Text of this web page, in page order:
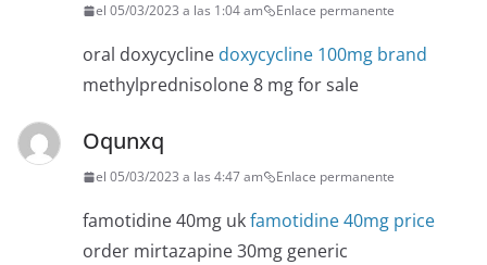
el 05/03/2023 a las 1:04 am Enlace permanente
oral doxycycline doxycycline 100mg brand
methylprednisolone 8 mg for sale
Oqunxq
el 05/03/2023 a las 4:47 am Enlace permanente
famotidine 40mg ukfamotidine 40mg price
order mirtazapine 30mg generic